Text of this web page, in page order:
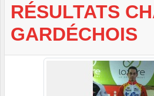
RÉSULTATS
GARDÉCHOIS